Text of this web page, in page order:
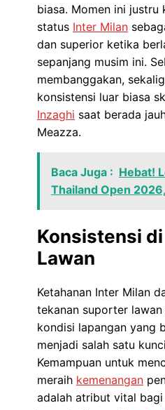
biasa. Momen ini justru
status Inter Milan
dan superior ketika
sepanjang musim ini.
membanggakan,
konsistensi luar biasa
Inzaghi saat berada
Meazza.
Baca Juga : Hebat!
Thailand Open
Konsistensi
Lawan
Ketahanan Inter Milan
tekanan suporter
kondisi lapangan yang
menjadi salah satu
Kemampuan untuk
meraih kemenangan
adalah atribut vital